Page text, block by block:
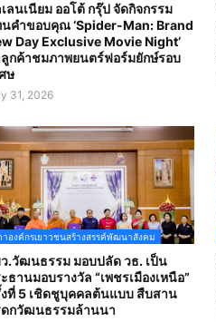
ลนเนียม ออโต้ กรุ๊ป จัดกิจกรรม
คำขอบคุณ ‘Spider-Man: Brand
Day Exclusive Movie Night’
กค้าชมภาพยนตร์ฟอร์มยักษ์รอบ
ษ
31, 2026
าองค์กรเยาวชนสร้างสรรค์พัฒนาสังคม
.วัฒนธรรม มอบปลัด วธ. เป็น
ธานมอบรางวัล “เพชรเมืองเหนือ”
ที่ 5 เชิดชูบุคคลต้นแบบ สืบสาน
กวัฒนธรรมล้านนา